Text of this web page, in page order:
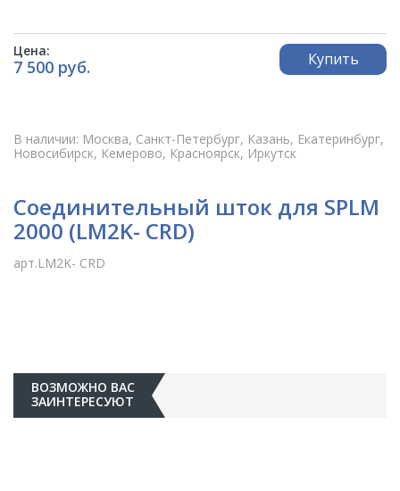
Цена:
7 500 руб. Купить
В наличии: Москва, Санкт-Петербург, Казань, Екатеринбург,
Новосибирск, Кемерово, Красноярск, Иркутск
Соединительный шток для SPLM
2000 (LM2K- CRD)
арт.LM2K- CRD
ВОЗМОЖНО ВАС
ЗАИНТЕРЕСУЮТ